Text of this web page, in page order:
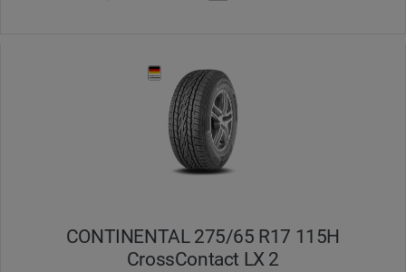
CONTINENTAL 275/65 R17 115H
CrossContact LX 2